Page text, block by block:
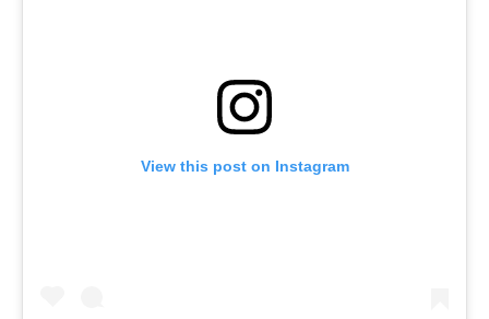
View this post on Instagram